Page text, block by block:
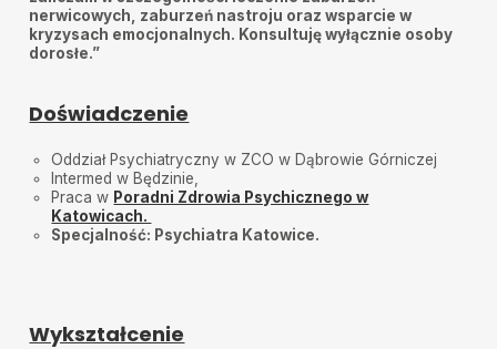
nerwicowych, zaburzeń nastroju oraz wsparcie w
kryzysach emocjonalnych. Konsultuję wyłącznie osoby
dorosłe.”
Doświadczenie
Oddział Psychiatryczny w ZCO w Dąbrowie Górniczej
Intermed w Będzinie,
Praca w Poradni Zdrowia Psychicznego w
Katowicach.
Specjalność: Psychiatra Katowice.
Wykształcenie